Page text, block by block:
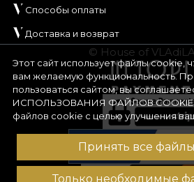
Этот сайт использует файлы cookie,
вам желаемую функциональность.
пользоваться сайтом, вы
ИСПОЛЬЗОВАНИЯ ФАЙЛОВ COOKIE
файлов cookie с целью улучшения
Принять все
Только необходимые
Способы оплаты
Доставка и возврат
© House of